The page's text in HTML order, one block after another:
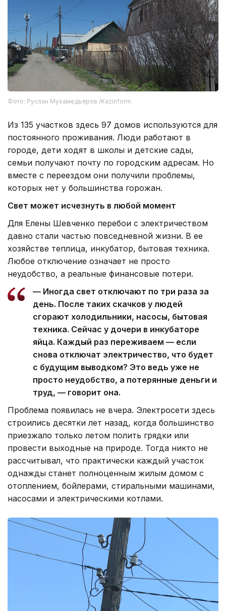
Фото: Руслан Мухамедьяров /Kazinform
Из 135 участков здесь 97 домов используются для
постоянного проживания. Люди работают в
городе, дети ходят в школы и детские сады,
семьи получают почту по городским адресам. Но
вместе с переездом они получили проблемы,
которых нет у большинства горожан.
Свет может исчезнуть в любой момент
Для Елены Шевченко перебои с электричеством
давно стали частью повседневной жизни. В ее
хозяйстве теплица, инкубатор, бытовая техника.
Любое отключение означает не просто
неудобство, а реальные финансовые потери.
— Иногда свет отключают по три раза за
день. После таких скачков у людей
сгорают холодильники, насосы, бытовая
техника. Сейчас у дочери в инкубаторе
яйца. Каждый раз переживаем — если
снова отключат электричество, что будет
с будущим выводком? Это ведь уже не
просто неудобство, а потерянные деньги и
труд, — говорит она.
Проблема появилась не вчера. Электросети здесь
строились десятки лет назад, когда большинство
приезжало только летом полить грядки или
провести выходные на природе. Тогда никто не
рассчитывал, что практически каждый участок
однажды станет полноценным жилым домом с
отоплением, бойлерами, стиральными машинами,
насосами и электрическими котлами.